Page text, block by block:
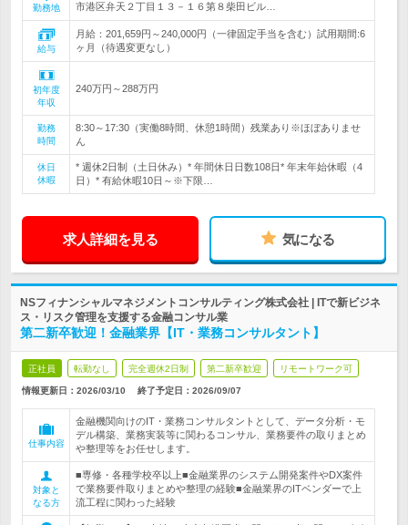
勤務地
市港区弁天２丁目１３－１６第８柴田ビル…
給与
月給：201,659円～240,000円（一律固定手当を含む）試用期間:6
ヶ月（待遇変更なし）
初年度
年収
240万円～288万円
勤務
時間
8:30～17:30（実働8時間、休憩1時間）残業あり※ほぼありませ
ん
休日
休暇
* 週休2日制（土日休み）* 年間休日日数108日* 年末年始休暇（4
日）* 有給休暇10日～※下限…
求人詳細を見る 気になる
NSフィナンシャルマネジメントコンサルティング株式会社 | ITで新ビジネ
ス・リスク管理を支援する金融コンサル業
第二新卒歓迎！金融業界【IT・業務コンサルタント】
正社員 転勤なし 完全週休2日制 第二新卒歓迎 リモートワーク可
情報更新日：2026/03/10 終了予定日： 2026/09/07
仕事内容
金融機関向けのIT・業務コンサルタントとして、データ分析・モ
デル構築、業務実装等に関わるコンサル、業務要件の取りまとめ
や整理等をお任せします。
対象と
なる方
■専修・各種学校卒以上■金融業界のシステム開発案件やDX案件
で業務要件取りまとめや整理の経験■金融業界のITベンダーで上
流工程に関わった経験